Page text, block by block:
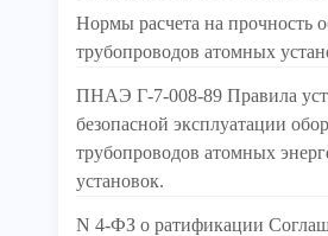
Нормы расчета на прочность
трубопроводов атомных
ПНАЭ Г-7-008-89 Правила
безопасной эксплуатации
трубопроводов атомных
установок.
N 4-ФЗ о ратификации